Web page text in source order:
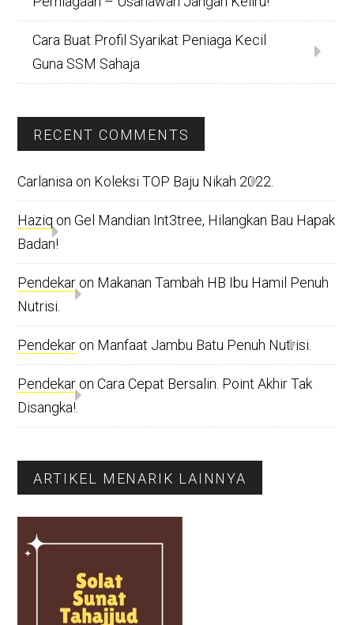
Cara Buat Profil Syarikat Peniaga Kecil
Guna SSM Sahaja
RECENT COMMENTS
Carlanisa on Koleksi TOP Baju Nikah 2022.
Haziq onGel Mandian Int3tree, Hilangkan Bau Hapak
Badan!
Pendekar on Makanan Tambah HB Ibu Hamil Penuh
Nutrisi.
Pendekar on Manfaat Jambu Batu Penuh Nutrisi.
Pendekar onCara Cepat Bersalin. Point Akhir Tak
Disangka!.
ARTIKEL MENARIK LAINNYA